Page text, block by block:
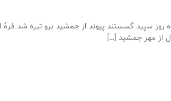
گسستند پیوند از جمشید برو تیره شد فرهٔ
از مهر جمشید […]